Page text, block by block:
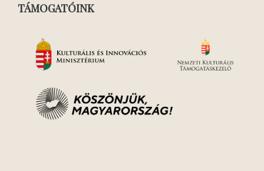
TÁMOGATÓINK